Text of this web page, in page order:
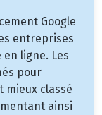
Google
entreprises
ligne. Les
pour
mieux classé
ainsi